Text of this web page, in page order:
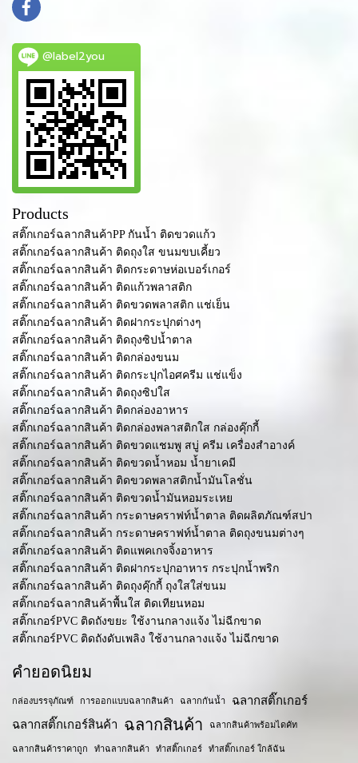
@label2you
Products
สติ๊กเกอร์ฉลากสินค้าPP กันน้ำ ติดขวดแก้ว
สติ๊กเกอร์ฉลากสินค้า ติดถุงใส ขนมขบเคี้ยว
สติ๊กเกอร์ฉลากสินค้า ติดกระดาษห่อเบอร์เกอร์
สติ๊กเกอร์ฉลากสินค้า ติดแก้วพลาสติก
สติ๊กเกอร์ฉลากสินค้า ติดขวดพลาสติก แช่เย็น
สติ๊กเกอร์ฉลากสินค้า ติดฝากระปุกต่างๆ
สติ๊กเกอร์ฉลากสินค้า ติดถุงซิปน้ำตาล
สติ๊กเกอร์ฉลากสินค้า ติดกล่องขนม
สติ๊กเกอร์ฉลากสินค้า ติดกระปุกไอศครีม แช่แข็ง
สติ๊กเกอร์ฉลากสินค้า ติดถุงซิปใส
สติ๊กเกอร์ฉลากสินค้า ติดกล่องอาหาร
สติ๊กเกอร์ฉลากสินค้า ติดกล่องพลาสติกใส กล่องคุ๊กกี้
สติ๊กเกอร์ฉลากสินค้า ติดขวดแชมพู สบู่ ครีม เครื่องสำอางค์
สติ๊กเกอร์ฉลากสินค้า ติดขวดน้ำหอม น้ำยาเคมี
สติ๊กเกอร์ฉลากสินค้า ติดขวดพลาสติกน้ำมันโลชั่น
สติ๊กเกอร์ฉลากสินค้า ติดขวดน้ำมันหอมระเหย
สติ๊กเกอร์ฉลากสินค้า กระดาษคราฟท์น้ำตาล ติดผลิตภัณฑ์สปา
สติ๊กเกอร์ฉลากสินค้า กระดาษคราฟท์น้ำตาล ติดถุงขนมต่างๆ
สติ๊กเกอร์ฉลากสินค้า ติดแพคเกจจิ้งอาหาร
สติ๊กเกอร์ฉลากสินค้า ติดฝากระปุกอาหาร กระปุกน้ำพริก
สติ๊กเกอร์ฉลากสินค้า ติดถุงคุ๊กกี้ ถุงใสใส่ขนม
สติ๊กเกอร์ฉลากสินค้าพื้นใส ติดเทียนหอม
สติ๊กเกอร์PVC ติดถังขยะ ใช้งานกลางแจ้ง ไม่ฉีกขาด
สติ๊กเกอร์PVC ติดถังดับเพลิง ใช้งานกลางแจ้ง ไม่ฉีกขาด
คำยอดนิยม
กล่องบรรจุภัณฑ์ การออกแบบฉลากสินค้า ฉลากกันน้ำ
ฉลากสติ๊กเกอร์
ฉลากสติ๊กเกอร์สินค้า
ฉลากสินค้า ฉลากสินค้าพร้อมไดคัท
ฉลากสินค้าราคาถูก ทำฉลากสินค้า ทำสติ๊กเกอร์ ทำสติ๊กเกอร์ ใกล้ฉัน